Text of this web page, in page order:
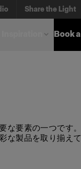
Share the Light
Book
要素の一つです
な製品を取り揃えて